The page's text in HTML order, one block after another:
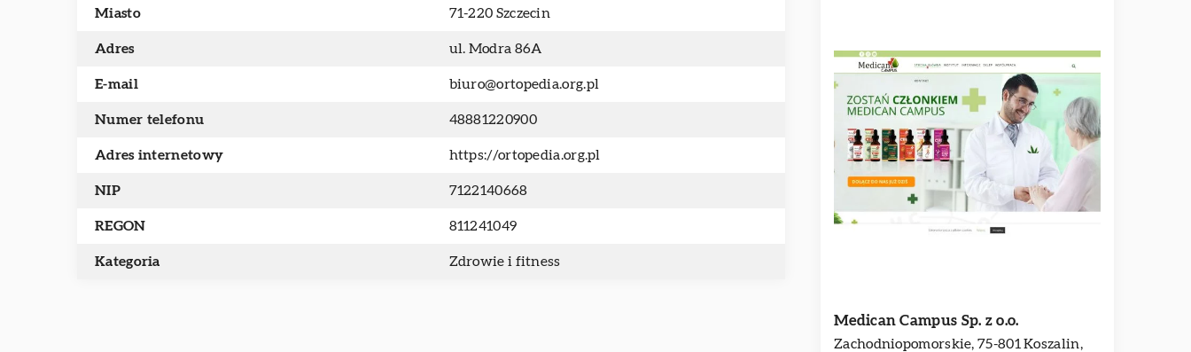
Miasto 71-220 Szczecin
Adres ul. Modra 86A
E-mail biuro@ortopedia.org.pl
Numer telefonu 48881220900
Adres internetowy https://ortopedia.org.pl
NIP 7122140668
REGON 811241049
Kategoria Zdrowie i fitness
Medican Campus Sp. z o.o.
Zachodniopomorskie, 75-801 Koszalin,